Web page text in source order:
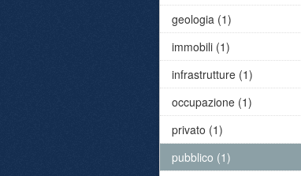
geologia (1)
immobili (1)
infrastrutture (1)
occupazione (1)
privato (1)
pubblico (1)